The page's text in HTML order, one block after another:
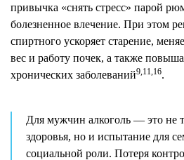
привычка «снять стресс» парой
болезненное влечение. При этом
спиртного ускоряет старение,
вес и работу почек, а также
хронических заболеваний9,11,16.
Для мужчин алкоголь — это не
здоровья, но и испытание для
социальной роли. Потеря